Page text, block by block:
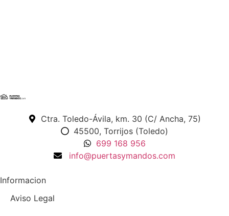
Ctra. Toledo-Ávila, km. 30 (C/ Ancha, 75)
45500, Torrijos (Toledo)
699 168 956
info@puertasymandos.com
Informacion
Aviso Legal